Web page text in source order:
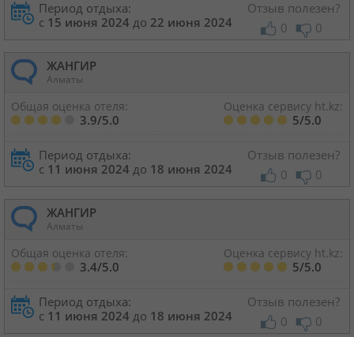
Период отдыха:
с 15 июня 2024 до 22 июня 2024
Отзыв полезен?
0
0
ЖАНГИР
Алматы
Общая оценка отеля:
3.9/5.0
Оценка сервису ht.kz:
5/5.0
Период отдыха:
с 11 июня 2024 до 18 июня 2024
Отзыв полезен?
0
0
ЖАНГИР
Алматы
Общая оценка отеля:
3.4/5.0
Оценка сервису ht.kz:
5/5.0
Период отдыха:
с 11 июня 2024 до 18 июня 2024
Отзыв полезен?
0
0